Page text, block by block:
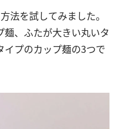
法を試してみました。
、ふたが大きい丸いタ
プのカップ麺の3つで